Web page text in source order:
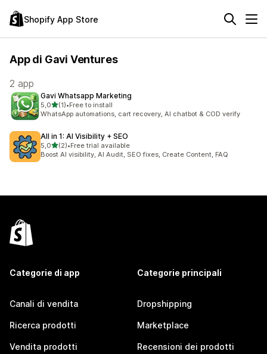
Shopify App Store
App di Gavi Ventures
2 app
Gavi Whatsapp Marketing
5,0stelle su 5
(1)
1 recensioni totali
•Free to install
WhatsApp automations, cart recovery, AI chatbot & COD verify
All in 1: AI Visibility + SEO
5,0stelle su 5
(2)
2 recensioni totali
•Free trial available
Boost AI visibility, AI Audit, SEO fixes, Create Content, FAQ
Categorie di app
Canali di vendita
Ricerca prodotti
Vendita prodotti
Categorie principali
Dropshipping
Marketplace
Recensioni dei prodotti